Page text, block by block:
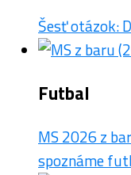
Šesť otázok:
Futbal
MS 2026 z
spoznáme